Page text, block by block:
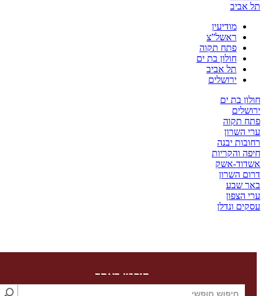
מודיעין
ראשל”צ
פתח תקוה
חולון בת ים
תל אביב
ירושלים
בת ים
יבנה
אשק
ונדלן
חיפוש באתר